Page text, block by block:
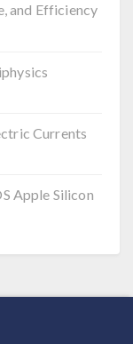
and Efficiency
Currents
Apple Silicon